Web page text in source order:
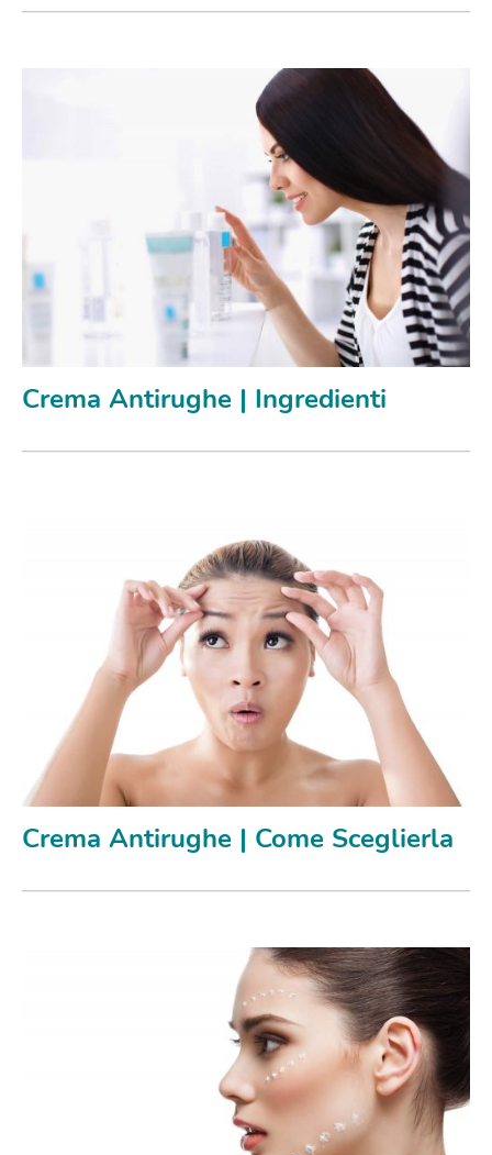
Crema Antirughe | Ingredienti
Crema Antirughe | Come Sceglierla